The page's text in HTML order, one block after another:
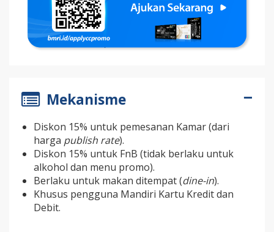
Mekanisme
Diskon 15% untuk pemesanan Kamar (dari
harga publish rate).
Diskon 15% untuk FnB (tidak berlaku untuk
alkohol dan menu promo).
Berlaku untuk makan ditempat (dine-in).
Khusus pengguna Mandiri Kartu Kredit dan
Debit.